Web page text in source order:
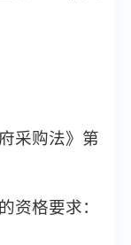
采购法》第
资格要求：